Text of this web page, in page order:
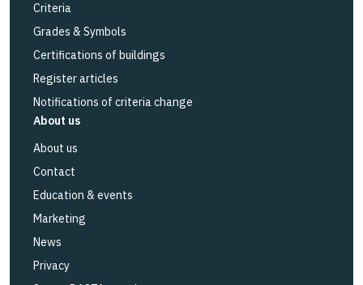
Criteria
Grades & Symbols
Certifications of buildings
Register articles
Notifications of criteria change
About us
About us
Contact
Education & events
Marketing
News
Privacy